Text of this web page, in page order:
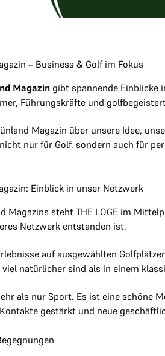
– Business & Golf im Fokus
Magazin gibt spannende Einblicke
Führungskräfte und
Magazin über unsere Idee,
nur für Golf, sondern auch für
Einblick in unser Netzwerk
Magazins steht THE LOGE im
Netzwerk entstanden ist.
auf ausgewählten
natürlicher sind als in einem
als nur Sport. Es ist eine schöne
gestärkt und neue